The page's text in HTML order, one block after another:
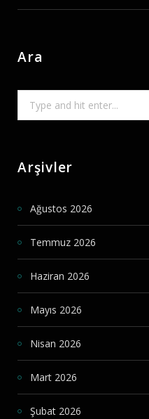
Ara
Arşivler
Ağustos 2026
Temmuz 2026
Haziran 2026
Mayıs 2026
Nisan 2026
Mart 2026
Şubat 2026